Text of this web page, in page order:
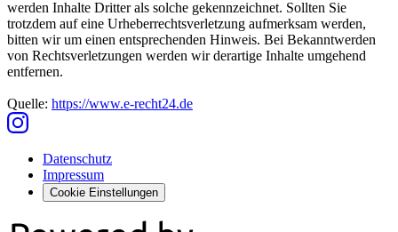
werden Inhalte Dritter als solche gekennzeichnet. Sollten Sie
trotzdem auf eine Urheberrechtsverletzung aufmerksam werden,
bitten wir um einen entsprechenden Hinweis. Bei Bekanntwerden
von Rechtsverletzungen werden wir derartige Inhalte umgehend
entfernen.
Quelle: https://www.e-recht24.de
Datenschutz
Impressum
Cookie Einstellungen